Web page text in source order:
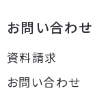
お問い合わせ
資料請求
お問い合わせ